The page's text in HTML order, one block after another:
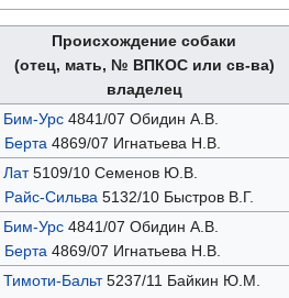
Происхождение собаки
(отец, мать, № ВПКОС или св-ва)
владелец
Бим-Урс4841/07 Обидин А.В.
Берта 4869/07 Игнатьева Н.В.
Лат5109/10 Семенов Ю.В.
Райс-Сильва 5132/10 Быстров В.Г.
Бим-Урс4841/07 Обидин А.В.
Берта 4869/07 Игнатьева Н.В.
Тимоти-Бальт5237/11 Байкин Ю.М.